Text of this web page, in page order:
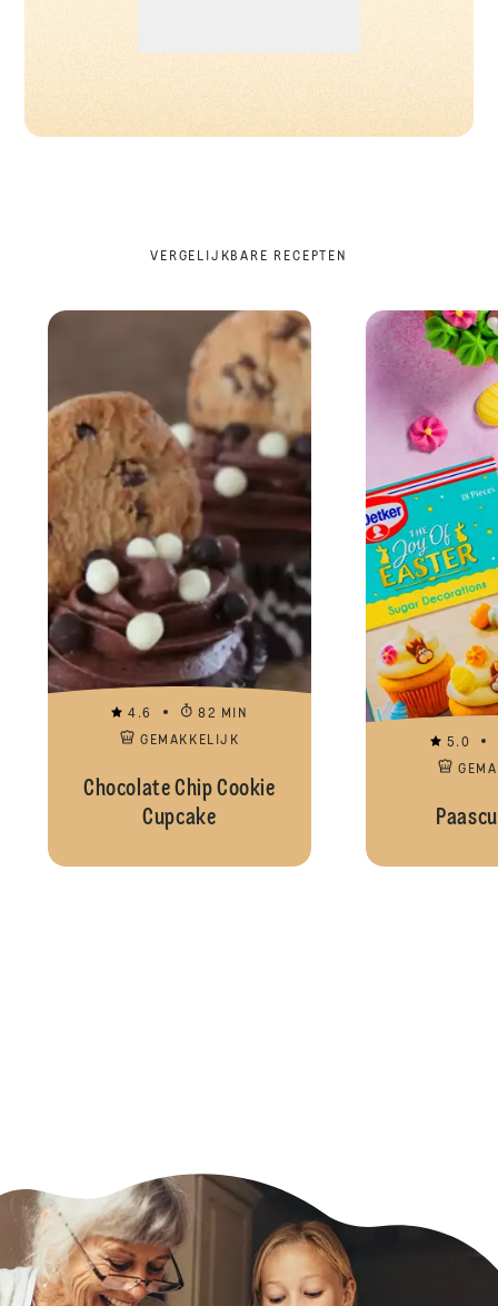
VERGELIJKBARE RECEPTEN
4.6
82 MIN
GEMAKKELIJK
Chocolate Chip Cookie
Cupcake
5.0